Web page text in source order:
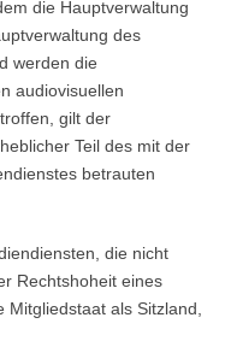
die Hauptverwaltung
des
werden die
audiovisuellen
gilt der
Teil des mit der
betrauten
die nicht
Rechtshoheit eines
als Sitzland,